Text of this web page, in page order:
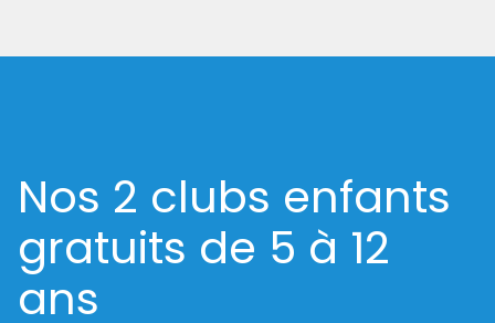
Nos 2 clubs enfants
gratuits de 5 à 12
ans